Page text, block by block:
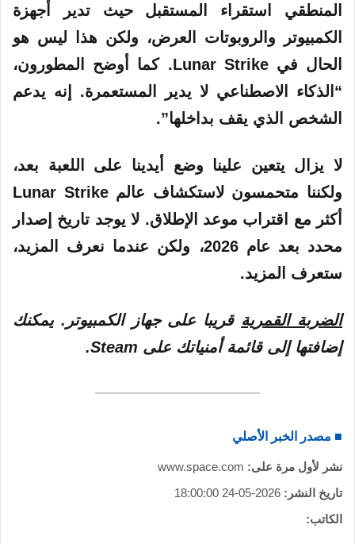
المنطقي استقراء المستقبل حيث تدير أجهزة
الكمبيوتر والروبوتات العرض، ولكن هذا ليس هو
الحال في Lunar Strike. كما أوضح المطورون،
“الذكاء الاصطناعي لا يدير المستعمرة. إنه يدعم
الشخص الذي يقف بداخلها”.
لا يزال يتعين علينا وضع أيدينا على اللعبة بعد،
ولكننا متحمسون لاستكشاف عالم Lunar Strike
أكثر مع اقتراب موعد الإطلاق. لا يوجد تاريخ إصدار
محدد بعد عام 2026، ولكن عندما نعرف المزيد،
ستعرف المزيد.
الضربة القمرية قريبا على جهاز الكمبيوتر. يمكنك
إضافتها إلى قائمة أمنياتك على Steam.
■ مصدر الخبر الأصلي
نشر لأول مرة على: www.space.com
تاريخ النشر: 2026-05-24 18:00:00
الكاتب: